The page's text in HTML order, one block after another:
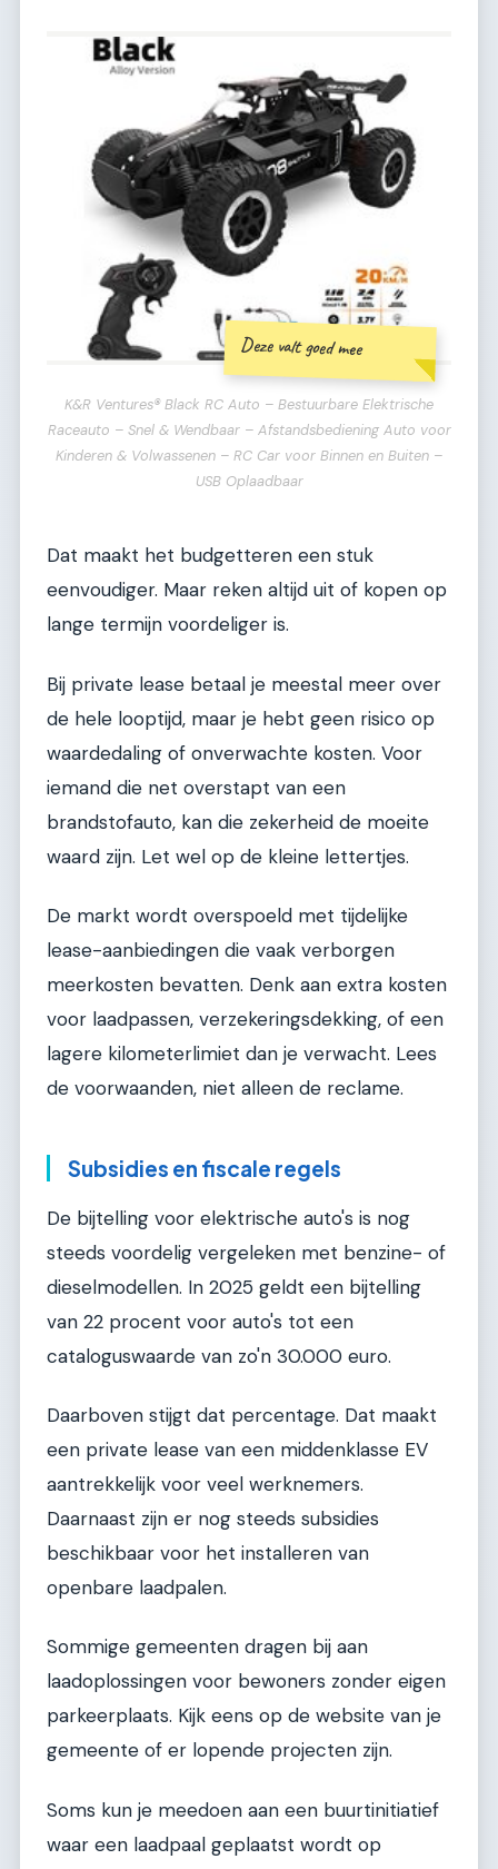
Deze valt goed mee
K&R Ventures® Black RC Auto – Bestuurbare Elektrische
Raceauto – Snel & Wendbaar – Afstandsbediening Auto voor
Kinderen & Volwassenen – RC Car voor Binnen en Buiten –
USB Oplaadbaar
Dat maakt het budgetteren een stuk
eenvoudiger. Maar reken altijd uit of kopen op
lange termijn voordeliger is.
Bij private lease betaal je meestal meer over
de hele looptijd, maar je hebt geen risico op
waardedaling of onverwachte kosten. Voor
iemand die net overstapt van een
brandstofauto, kan die zekerheid de moeite
waard zijn. Let wel op de kleine lettertjes.
De markt wordt overspoeld met tijdelijke
lease-aanbiedingen die vaak verborgen
meerkosten bevatten. Denk aan extra kosten
voor laadpassen, verzekeringsdekking, of een
lagere kilometerlimiet dan je verwacht. Lees
de voorwaanden, niet alleen de reclame.
Subsidies en fiscale regels
De bijtelling voor elektrische auto's is nog
steeds voordelig vergeleken met benzine- of
dieselmodellen. In 2025 geldt een bijtelling
van 22 procent voor auto's tot een
cataloguswaarde van zo'n 30.000 euro.
Daarboven stijgt dat percentage. Dat maakt
een private lease van een middenklasse EV
aantrekkelijk voor veel werknemers.
Daarnaast zijn er nog steeds subsidies
beschikbaar voor het installeren van
openbare laadpalen.
Sommige gemeenten dragen bij aan
laadoplossingen voor bewoners zonder eigen
parkeerplaats. Kijk eens op de website van je
gemeente of er lopende projecten zijn.
Soms kun je meedoen aan een buurtinitiatief
waar een laadpaal geplaatst wordt op